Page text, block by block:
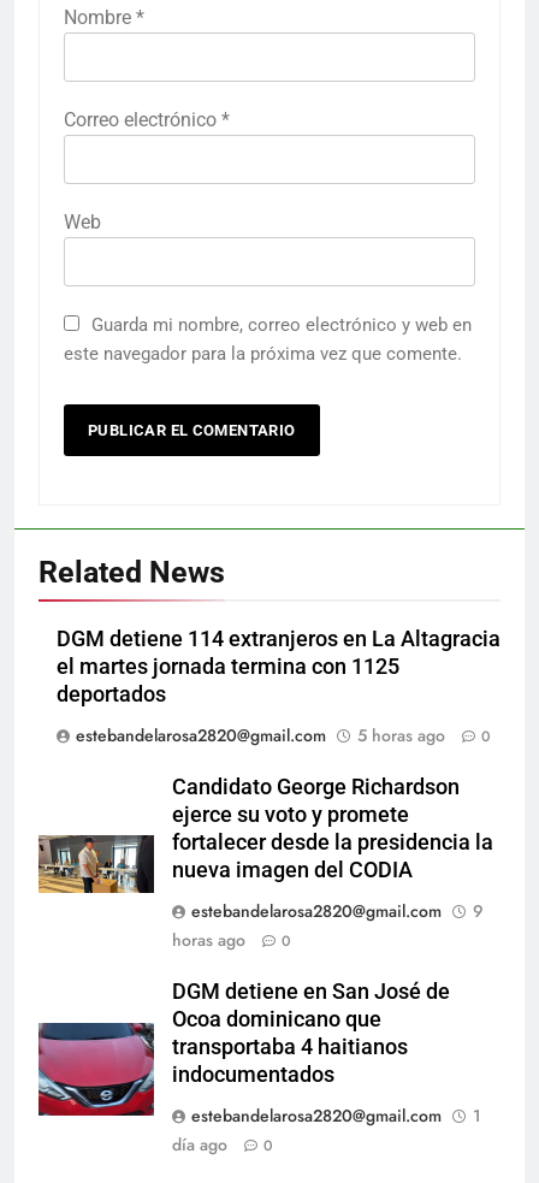
Nombre *
Correo electrónico *
Web
Guarda mi nombre, correo electrónico y web en
este navegador para la próxima vez que comente.
Related News
DGM detiene 114 extranjeros en La Altagracia
el martes jornada termina con 1125
deportados
estebandelarosa2820@gmail.com
5 horas ago 0
Candidato George Richardson
ejerce su voto y promete
fortalecer desde la presidencia la
nueva imagen del CODIA
estebandelarosa2820@gmail.com
9
horas ago
0
DGM detiene en San José de
Ocoa dominicano que
transportaba 4 haitianos
indocumentados
estebandelarosa2820@gmail.com
1
día ago
0